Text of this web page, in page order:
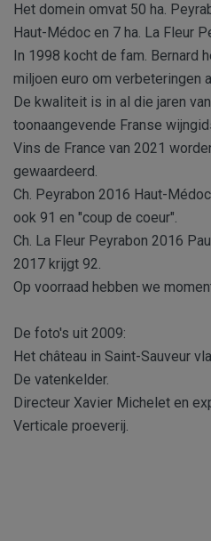
Het domein omvat 50 ha.
Haut-Médoc en 7 ha. La Fleur
In 1998 kocht de fam. Bernard
miljoen euro om verbeteringen
De kwaliteit is in al die jaren
toonaangevende Franse
Vins de France van 2021
gewaardeerd.
Ch. Peyrabon 2016 Haut-
ook 91 en "coup de coeur".
Ch. La Fleur Peyrabon 2016
2017 krijgt 92.
Op voorraad hebben we
De foto's uit 2009:
Het château in Saint-Sauveur
De vatenkelder.
Directeur Xavier Michelet en
Verticale proeverij.